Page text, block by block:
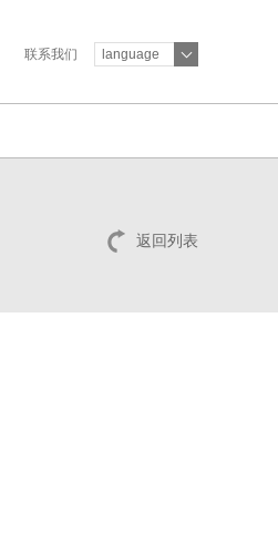
联系我们 language
返回列表